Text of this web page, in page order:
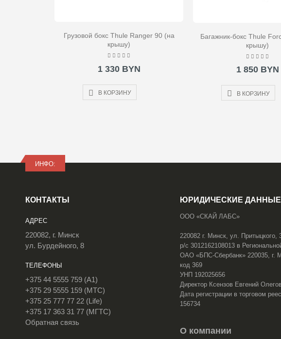
Грузовой бокс Thule Ranger 90 (на
крышу)
1 330 BYN
В КОРЗИНУ
Багажник-бокс Thule
крышу)
1 850 BYN
В КОРЗИНУ
ИНФО:
КОНТАКТЫ
АДРЕС
220082, г. Минск
ул. Бурдейного, 8
ТЕЛЕФОНЫ
+375 44 5555 759 (A1)
+375 29 5555 159 (МТС)
+375 25 777 77 22 (Life)
+375 17 363 31 77 (МГТС)
Обратная связь
ЮРИДИЧЕСКИЕ ДАННЫЕ
ООО «СКАЙ ЛАБС»
220082 г. Минск, ул. Притыцкого,
р/с 3012162108013 в
ОАО «БПС-Сбербанк» 220035, г.
код 369
УНП 192025656
Директор Ксензов Евгений
Дата регистрации в торговом
156734
О компании